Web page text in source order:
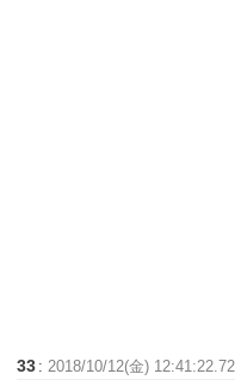
33 : 2018/10/12(金)